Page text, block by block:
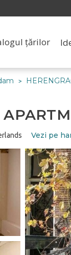
țărilor
>
Vezi pe